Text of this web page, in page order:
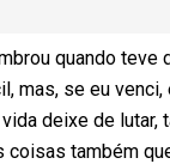
quando teve
mas, se eu
deixe de
coisas também